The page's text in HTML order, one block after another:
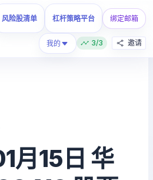
风险股清单 杠杆策略平台 绑定邮箱
我的 3/3 邀请
月15日 华